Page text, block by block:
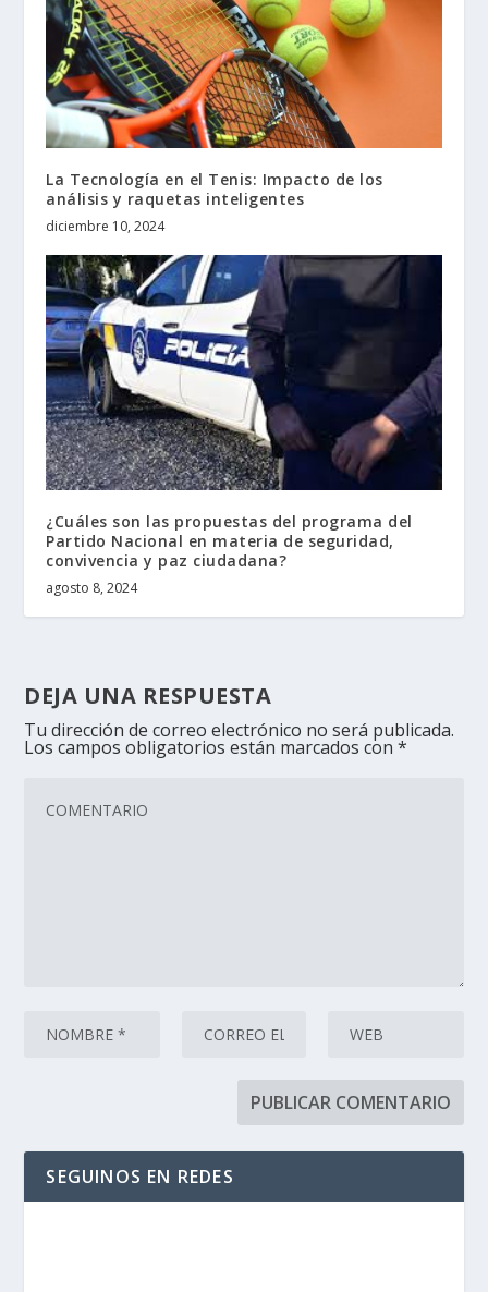
La Tecnología en el Tenis: Impacto de los
análisis y raquetas inteligentes
diciembre 10, 2024
¿Cuáles son las propuestas del programa del
Partido Nacional en materia de seguridad,
convivencia y paz ciudadana?
agosto 8, 2024
DEJA UNA RESPUESTA
Tu dirección de correo electrónico no será publicada.
Los campos obligatorios están marcados con*
SEGUINOS EN REDES